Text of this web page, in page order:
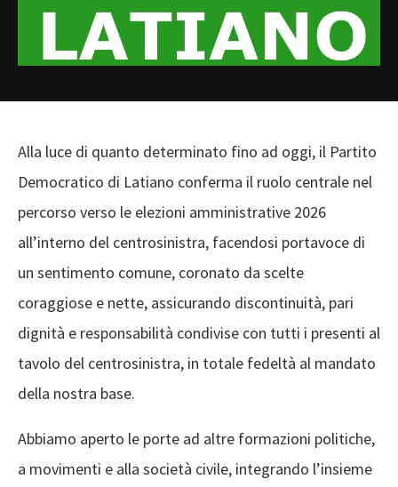
Alla luce di quanto determinato fino ad oggi, il Partito
Democratico di Latiano conferma il ruolo centrale nel
percorso verso le elezioni amministrative 2026
all’interno del centrosinistra, facendosi portavoce di
un sentimento comune, coronato da scelte
coraggiose e nette, assicurando discontinuità, pari
dignità e responsabilità condivise con tutti i presenti al
tavolo del centrosinistra, in totale fedeltà al mandato
della nostra base.
Abbiamo aperto le porte ad altre formazioni politiche,
a movimenti e alla società civile, integrando l’insieme